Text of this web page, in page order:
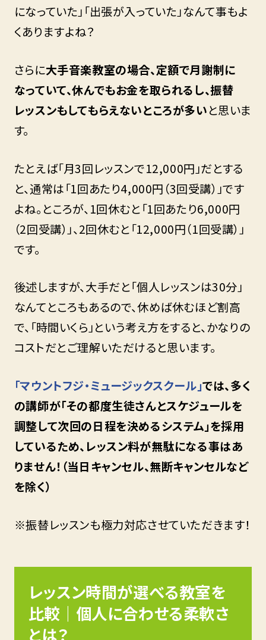
になっていた」「出張が入っていた」なんて事もよ
くありますよね？
さらに大手音楽教室の場合、定額で月謝制に
なっていて、休んでもお金を取られるし、振替
レッスンもしてもらえないところが多いと思いま
す。
たとえば「月3回レッスンで12,000円」だとする
と、通常は「1回あたり4,000円（3回受講）」です
よね。ところが、1回休むと「1回あたり6,000円
（2回受講）」、2回休むと「12,000円（1回受講）」
です。
後述しますが、大手だと「個人レッスンは30分」
なんてところもあるので、休めば休むほど割高
で、「時間いくら」という考え方をすると、かなりの
コストだとご理解いただけると思います。
「マウントフジ・ミュージックスクール」では、多く
の講師が「その都度生徒さんとスケジュールを
調整して次回の日程を決めるシステム」を採用
しているため、レッスン料が無駄になる事はあ
りません！（当日キャンセル、無断キャンセルなど
を除く）
※振替レッスンも極力対応させていただきます！
レッスン時間が選べる教室を
比較｜個人に合わせる柔軟さ
とは？